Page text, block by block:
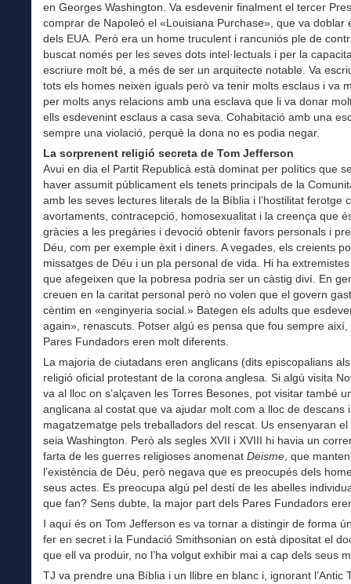
en Georges Washington. Va esdevenir finalment el tercer
comprar de Napoleó el «Louisiana Purchase», que va doblar
dels EUA. Però era un home truculent i rancuniós ple de
buscat només per les seves dots intel·lectuals i per la
escriure molt bé, a més de ser un arquitecte notable. Va
tots els homes neixen iguals però va tenir molts esclaus i va
per molts anys relacions amb una esclava que li va donar
ells esdevenint esclaus a casa seva. Cohabitació amb una
sempre una violació, perquè la dona no es podia negar.
La sorprenent religió secreta de Tom Jefferson
Avui en dia el Partit Republicà està dominat per polítics que
haver assumit públicament els tenets principals de la
amb les seves lectures literals de la Bíblia i l’hostilitat ferotge
avortaments, contracepció, homosexualitat i la creença que
gràcies a les pregàries i devoció obtenir favors personals i
Déu, com per exemple èxit i diners. A vegades, els creients
missatges de Déu i un pla personal de vida. Hi ha
que afegeixen que la pobresa podria ser un càstig diví. En
creuen en la caritat personal però no volen que el govern
cèntim en «enginyeria social.» Bategen els adults que
again», renascuts. Potser algú es pensa que fou sempre així,
Pares Fundadors eren molt diferents.
La majoria de ciutadans eren anglicans (dits episcopalians
religió oficial protestant de la corona anglesa. Si algú visita
va al lloc on s’alçaven les Torres Besones, pot visitar també
anglicana al costat que va ajudar molt com a lloc de descans i
magatzematge pels treballadors del rescat. Us ensenyaran el
seia Washington. Però als segles XVII i XVIII hi havia un
farta de les guerres religioses anomenat Deisme, que
l’existència de Déu, però negava que es preocupés dels
seus actes. Es preocupa algú pel destí de les abelles
que fan? Sens dubte, la major part dels Pares Fundadors
I aquí és on Tom Jefferson es va tornar a distingir de forma
fer en secret i la Fundació Smithsonian on està dipositat el
que ell va produir, no l’ha volgut exhibir mai a cap dels seus
TJ va prendre una Bíblia i un llibre en blanc i, ignorant l’Antic